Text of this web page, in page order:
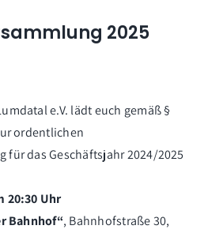
2025
e.V. lädt euch gemäß §
ordentlichen
für das Geschäftsjahr 2024/2025
20:30 Uhr
Bahnhof“, Bahnhofstraße 30,